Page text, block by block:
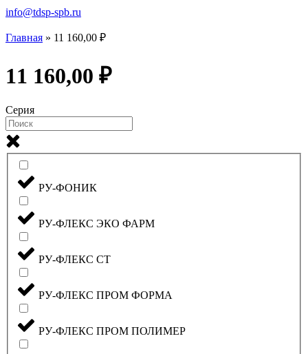
info@tdsp-spb.ru
Главная » 11 160,00 ₽
11 160,00 ₽
Серия
РУ-ФОНИК
РУ-ФЛЕКС ЭКО ФАРМ
РУ-ФЛЕКС СТ
РУ-ФЛЕКС ПРОМ ФОРМА
РУ-ФЛЕКС ПРОМ ПОЛИМЕР